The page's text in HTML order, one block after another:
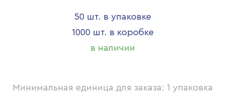
50 шт. в упаковке
1000 шт. в коробке
в наличии
Минимальная единица для заказа: 1 упаковка